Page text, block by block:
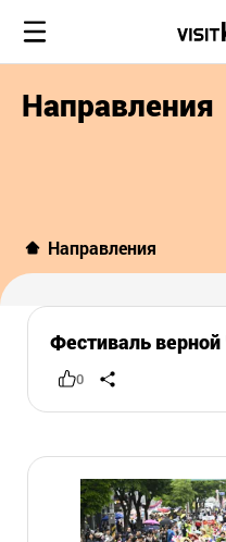
Направления
Направления
Фестиваль
0